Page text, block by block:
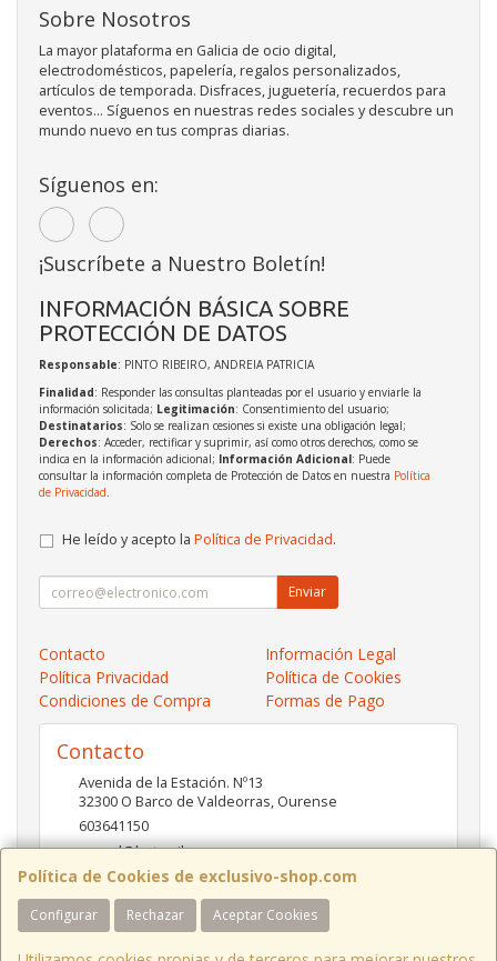
Política de Cookies de exclusivo-shop.com
Configurar Rechazar Aceptar Cookies
Sobre Nosotros
La mayor plataforma en Galicia de ocio digital,
electrodomésticos, papelería, regalos personalizados,
artículos de temporada. Disfraces, juguetería, recuerdos para
eventos... Síguenos en nuestras redes sociales y descubre un
mundo nuevo en tus compras diarias.
Síguenos en:
¡Suscríbete a Nuestro Boletín!
INFORMACIÓN BÁSICA SOBRE
PROTECCIÓN DE DATOS
Responsable: PINTO RIBEIRO, ANDREIA PATRICIA
Finalidad: Responder las consultas planteadas por el usuario y enviarle la
información solicitada; Legitimación: Consentimiento del usuario;
Destinatarios: Solo se realizan cesiones si existe una obligación legal;
Derechos: Acceder, rectificar y suprimir, así como otros derechos, como se
indica en la información adicional; Información Adicional: Puede
consultar la información completa de Protección de Datos en nuestra Política
de Privacidad.
He leído y acepto la Política de Privacidad.
Enviar
Contacto
Información Legal
Política Privacidad
Política de Cookies
Condiciones de Compra
Formas de Pago
Contacto
Avenida de la Estación. Nº13
32300 O Barco de Valdeorras, Ourense
603641150
pc-red@hotmail.es
Horario
10:00- 13:30 / 17:00- 20:30